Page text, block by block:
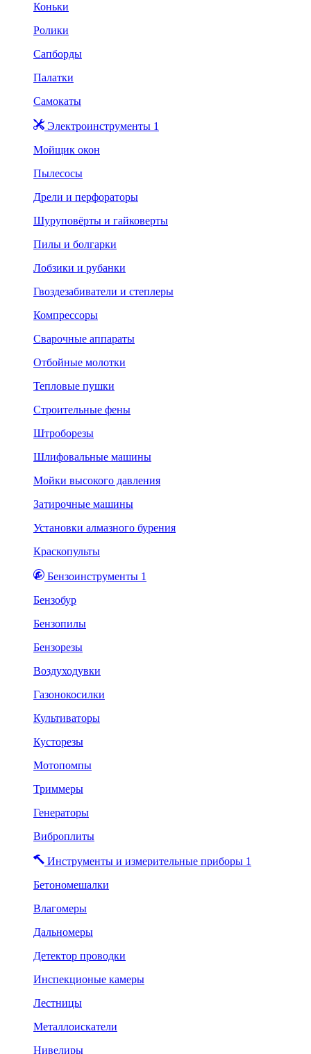
Коньки
Ролики
Сапборды
Палатки
Самокаты
Электроинструменты 1
Мойщик окон
Пылесосы
Дрели и перфораторы
Шуруповёрты и гайковерты
Пилы и болгарки
Лобзики и рубанки
Гвоздезабиватели и степлеры
Компрессоры
Сварочные аппараты
Отбойные молотки
Тепловые пушки
Строительные фены
Штроборезы
Шлифовальные машины
Мойки высокого давления
Затирочные машины
Установки алмазного бурения
Краскопульты
Бензоинструменты 1
Бензобур
Бензопилы
Бензорезы
Воздуходувки
Газонокосилки
Культиваторы
Кусторезы
Мотопомпы
Триммеры
Генераторы
Виброплиты
Инструменты и измерительные приборы 1
Бетономешалки
Влагомеры
Дальномеры
Детектор проводки
Инспекционые камеры
Лестницы
Металлоискатели
Нивелиры